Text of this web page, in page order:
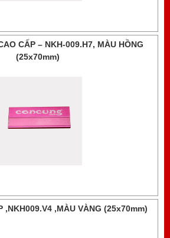
CẤP – NKH-009.H7, MÀU HỒNG
(25x70mm)
,NKH009.V4 ,MÀU VÀNG (25x70mm)